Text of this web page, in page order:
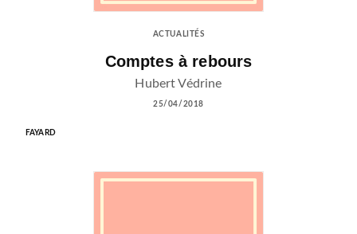
ACTUALITÉS
Comptes à rebours
Hubert Védrine
25/04/2018
FAYARD